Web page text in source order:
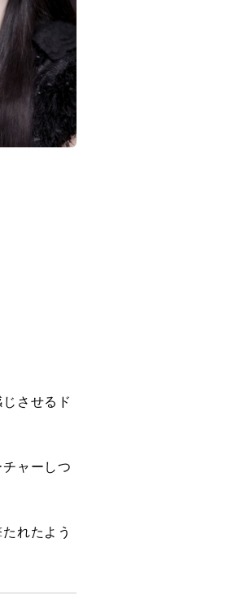
させるド
ャーしつ
れたよう